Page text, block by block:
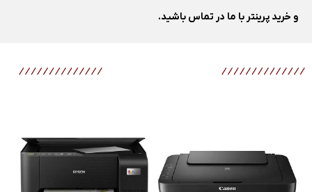
و خرید پرینتر با ما در تماس باشید.
محصولات مرتبط